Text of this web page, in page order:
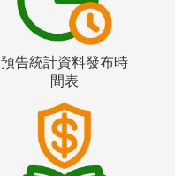
預告統計資料發布時
間表